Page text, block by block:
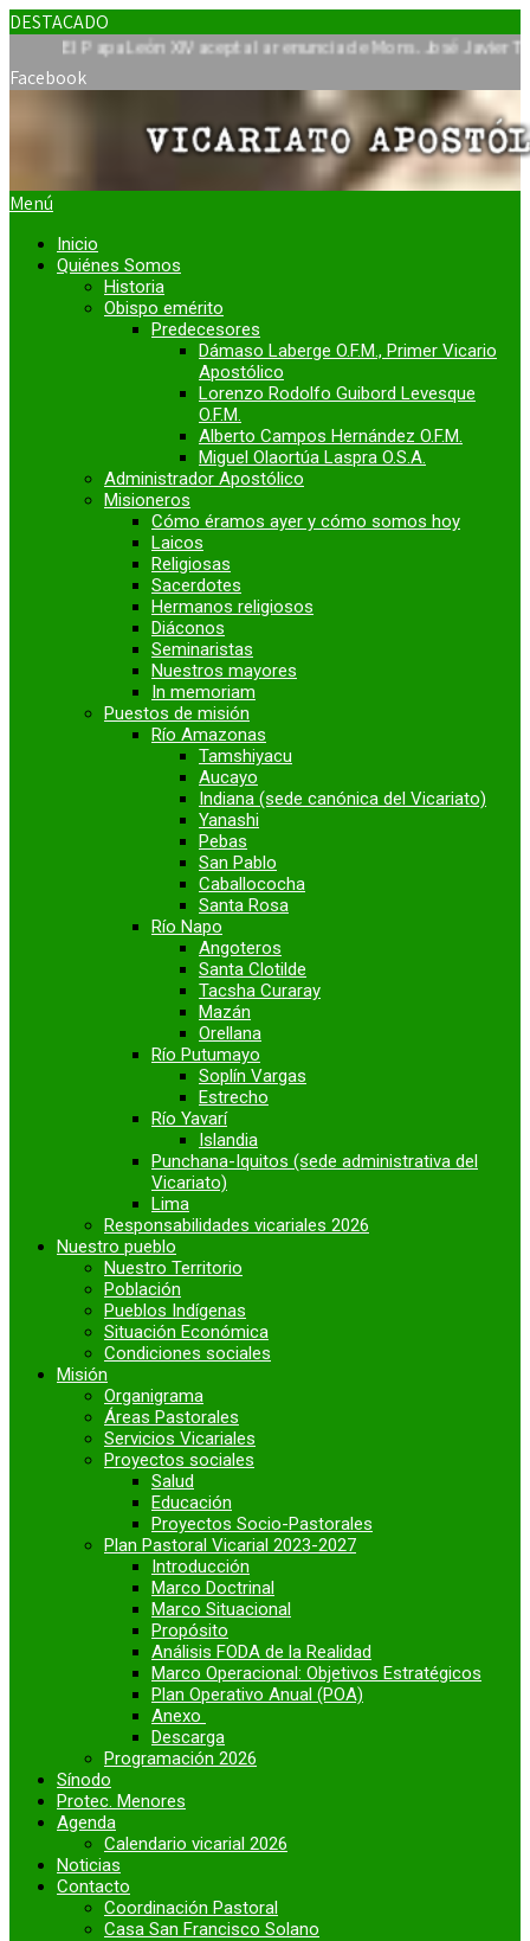
DESTACADO
León XIV acepta la renuncia de Mons. José Javier
Facebook
Menú
Inicio
Quiénes Somos
Historia
Obispo emérito
Predecesores
Dámaso Laberge O.F.M., Primer Vicario
Apostólico
Lorenzo Rodolfo Guibord Levesque
O.F.M.
Alberto Campos Hernández O.F.M.
Miguel Olaortúa Laspra O.S.A.
Administrador Apostólico
Misioneros
Cómo éramos ayer y cómo somos hoy
Laicos
Religiosas
Sacerdotes
Hermanos religiosos
Diáconos
Seminaristas
Nuestros mayores
In memoriam
Puestos de misión
Río Amazonas
Tamshiyacu
Aucayo
Indiana (sede canónica del Vicariato)
Yanashi
Pebas
San Pablo
Caballococha
Santa Rosa
Río Napo
Angoteros
Santa Clotilde
Tacsha Curaray
Mazán
Orellana
Río Putumayo
Soplín Vargas
Estrecho
Río Yavarí
Islandia
Punchana-Iquitos (sede administrativa del
Vicariato)
Lima
Responsabilidades vicariales 2026
Nuestro pueblo
Nuestro Territorio
Población
Pueblos Indígenas
Situación Económica
Condiciones sociales
Misión
Organigrama
Áreas Pastorales
Servicios Vicariales
Proyectos sociales
Salud
Educación
Proyectos Socio-Pastorales
Plan Pastoral Vicarial 2023-2027
Introducción
Marco Doctrinal
Marco Situacional
Propósito
Análisis FODA de la Realidad
Marco Operacional: Objetivos Estratégicos
Plan Operativo Anual (POA)
Anexo
Descarga
Programación 2026
Sínodo
Protec. Menores
Agenda
Calendario vicarial 2026
Noticias
Contacto
Coordinación Pastoral
Casa San Francisco Solano